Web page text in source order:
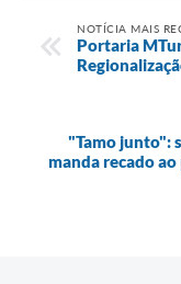
NOTÍCIA MAIS
Portaria
"Tamo junto":
manda recado